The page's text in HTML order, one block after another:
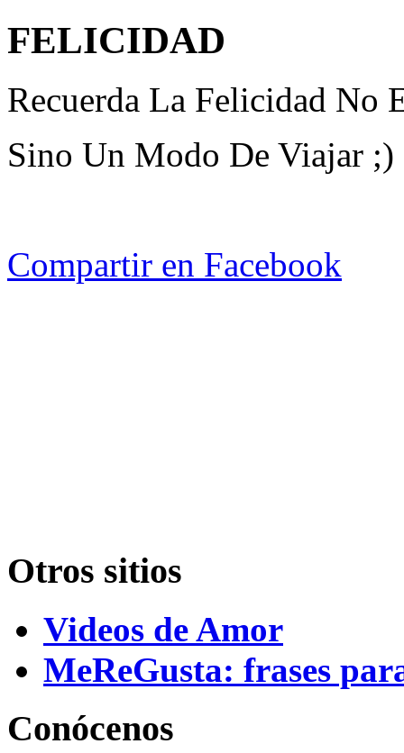
FELICIDAD
Recuerda La Felicidad No
Sino Un Modo De Viajar ;)
Compartir en Facebook
Otros sitios
Videos de Amor
MeReGusta: frases
Conócenos